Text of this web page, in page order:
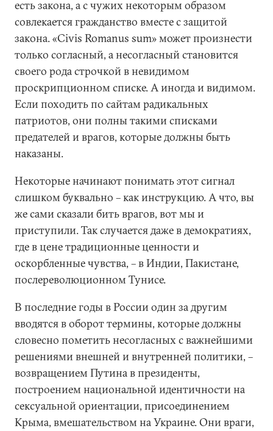
есть закона, а с чужих некоторым образом
совлекается гражданство вместе с защитой
закона. «Civis Romanus sum» может произнести
только согласный, а несогласный становится
своего рода строчкой в невидимом
проскрипционном списке. А иногда и видимом.
Если походить по сайтам радикальных
патриотов, они полны такими списками
предателей и врагов, которые должны быть
наказаны.
Некоторые начинают понимать этот сигнал
слишком буквально – как инструкцию. А что, вы
же сами сказали бить врагов, вот мы и
приступили. Так случается даже в демократиях,
где в цене традиционные ценности и
оскорбленные чувства, – в Индии, Пакистане,
послереволюционном Тунисе.
В последние годы в России один за другим
вводятся в оборот термины, которые должны
словесно пометить несогласных с важнейшими
решениями внешней и внутренней политики, –
возвращением Путина в президенты,
построением национальной идентичности на
сексуальной ориентации, присоединением
Крыма, вмешательством на Украине. Они враги,